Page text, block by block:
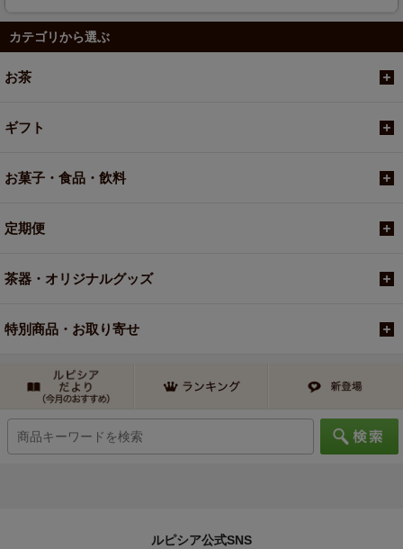
カテゴリから選ぶ
お茶
ギフト
お菓子・食品・飲料
定期便
茶器・オリジナルグッズ
特別商品・お取り寄せ
ルピシア公式SNS